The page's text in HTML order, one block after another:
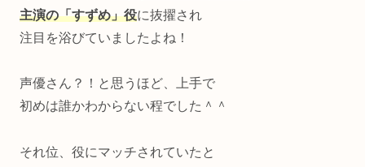
主演の「すずめ」役に抜擢され
注目を浴びていましたよね！
声優さん？！と思うほど、上手で
初めは誰かわからない程でした＾＾
それ位、役にマッチされていたと